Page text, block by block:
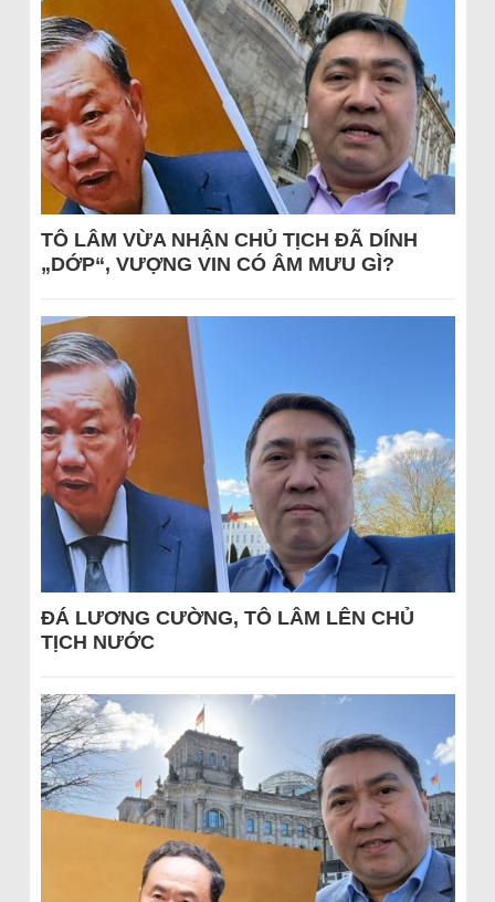
TÔ LÂM VỪA NHẬN CHỦ TỊCH ĐÃ DÍNH
„DỚP“, VƯỢNG VIN CÓ ÂM MƯU GÌ?
ĐÁ LƯƠNG CƯỜNG, TÔ LÂM LÊN CHỦ
TỊCH NƯỚC